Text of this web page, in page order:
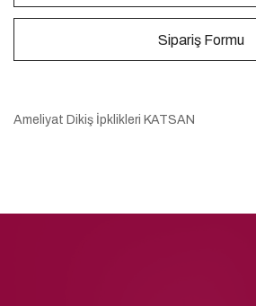
Sipariş Formu
Ameliyat Dikiş İpklikleri KATSAN